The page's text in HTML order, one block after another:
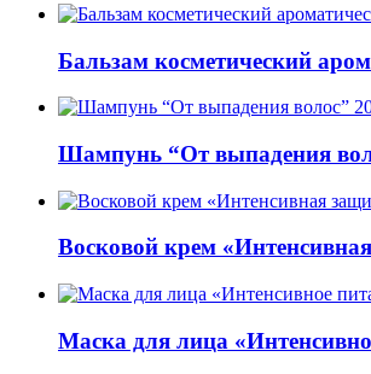
Бальзам косметический
Шампунь “От выпадения
Восковой крем
Маска для лица